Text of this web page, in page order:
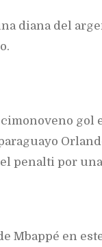
diana del
gol
penalti por
Mbappé en